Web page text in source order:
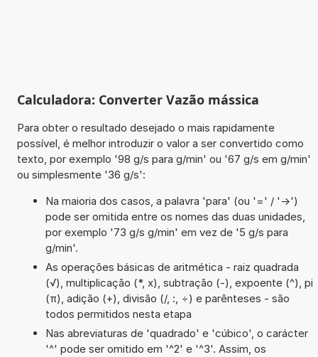
Calculadora: Converter Vazão mássica
Para obter o resultado desejado o mais rapidamente
possível, é melhor introduzir o valor a ser convertido como
texto, por exemplo '98 g/s para g/min' ou '67 g/s em g/min'
ou simplesmente '36 g/s':
Na maioria dos casos, a palavra 'para' (ou '=' / '->')
pode ser omitida entre os nomes das duas unidades,
por exemplo '73 g/s g/min' em vez de '5 g/s para
g/min'.
As operações básicas de aritmética - raiz quadrada
(√), multiplicação (*, x), subtração (-), expoente (^), pi
(π), adição (+), divisão (/, :, ÷) e parênteses - são
todos permitidos nesta etapa
Nas abreviaturas de 'quadrado' e 'cúbico', o carácter
'^' pode ser omitido em '^2' e '^3'. Assim, os